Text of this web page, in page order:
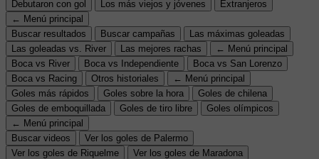
Debutaron con gol
Los más viejos y jóvenes
Extranjeros
← Menú principal
Buscar resultados
Buscar campañas
Las máximas goleadas
Las goleadas vs. River
Las mejores rachas
← Menú principal
Boca vs River
Boca vs Independiente
Boca vs San Lorenzo
Boca vs Racing
Otros historiales
← Menú principal
Goles más rápidos
Goles sobre la hora
Goles de chilena
Goles de emboquillada
Goles de tiro libre
Goles olímpicos
← Menú principal
Buscar videos
Ver los goles de Palermo
Ver los goles de Riquelme
Ver los goles de Maradona